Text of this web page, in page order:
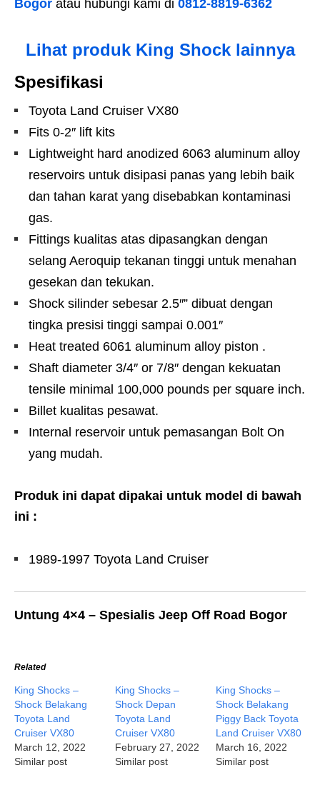
Bogor atau hubungi kami di 0812-8819-6362
Lihat produk King Shock lainnya
Spesifikasi
Toyota Land Cruiser VX80
Fits 0-2″ lift kits
Lightweight hard anodized 6063 aluminum alloy
reservoirs untuk disipasi panas yang lebih baik
dan tahan karat yang disebabkan kontaminasi
gas.
Fittings kualitas atas dipasangkan dengan
selang Aeroquip tekanan tinggi untuk menahan
gesekan dan tekukan.
Shock silinder sebesar 2.5″” dibuat dengan
tingka presisi tinggi sampai 0.001″
Heat treated 6061 aluminum alloy piston .
Shaft diameter 3/4″ or 7/8″ dengan kekuatan
tensile minimal 100,000 pounds per square inch.
Billet kualitas pesawat.
Internal reservoir untuk pemasangan Bolt On
yang mudah.
Produk ini dapat dipakai untuk model di bawah
ini :
1989-1997 Toyota Land Cruiser
Untung 4×4 – Spesialis Jeep Off Road Bogor
Related
King Shocks –
Shock Belakang
Toyota Land
Cruiser VX80
March 12, 2022
Similar post
King Shocks –
Shock Depan
Toyota Land
Cruiser VX80
February 27, 2022
Similar post
King Shocks –
Shock Belakang
Piggy Back Toyota
Land Cruiser VX80
March 16, 2022
Similar post